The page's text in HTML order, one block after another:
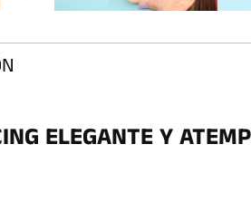
ELEGANTE Y